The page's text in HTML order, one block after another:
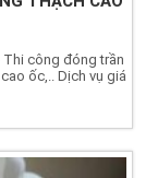
công đóng trần
ốc,.. Dịch vụ giá